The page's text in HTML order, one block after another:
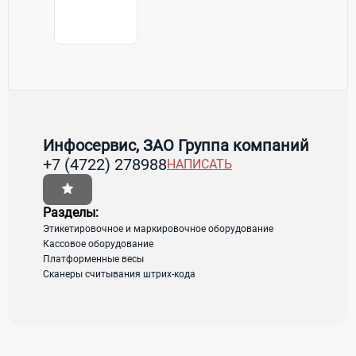
Страна:Россия
Регион:Белгородская область
Адрес:Белгород, ул. Преображенская, д. 74-А
Инфосервис, ЗАО Группа компаний
+7 (4722) 278988НАПИСАТЬ
Разделы:
Этикетировочное и маркировочное оборудование
Кассовое оборудование
Платформенные весы
Сканеры считывания штрих-кода